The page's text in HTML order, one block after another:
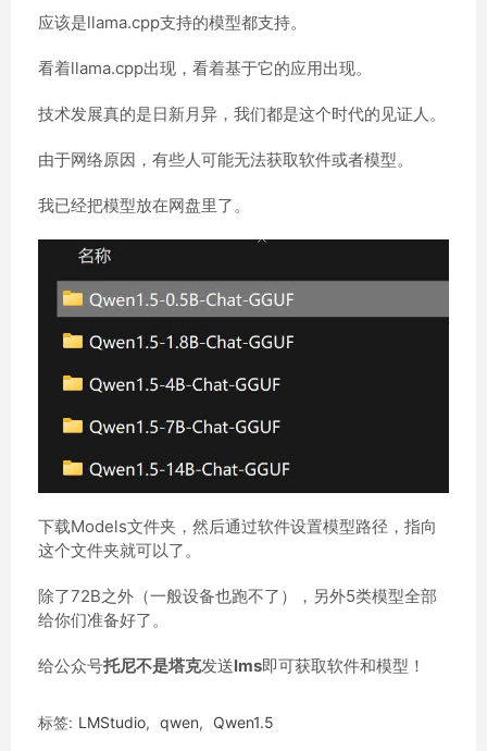
应该是llama.cpp支持的模型都支持。
看着llama.cpp出现，看着基于它的应用出现。
技术发展真的是日新月异，我们都是这个时代的见证人。
由于网络原因，有些人可能无法获取软件或者模型。
我已经把模型放在网盘里了。
下载Models文件夹，然后通过软件设置模型路径，指向
这个文件夹就可以了。
除了72B之外（一般设备也跑不了），另外5类模型全部
给你们准备好了。
给公众号托尼不是塔克发送lms即可获取软件和模型！
标签: LMStudio, qwen, Qwen1.5